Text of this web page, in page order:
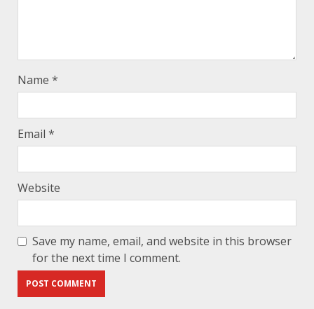
Name *
Email *
Website
Save my name, email, and website in this browser
for the next time I comment.